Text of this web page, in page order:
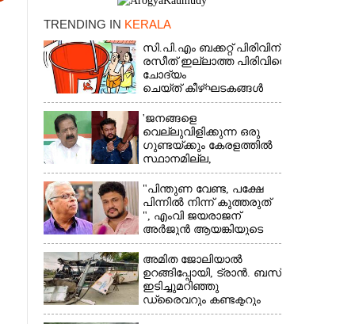
TRENDING IN KERALA
സി.പി.എം ബക്കറ്റ് പിരിവിന്:
രസീത് ഇല്ലാത്ത പിരിവിനെ
ചോദ്യം
ചെയ്ത് കീഴ്ഘടകങ്ങൾ
'ജനങ്ങളെ
വെല്ലുവിളിക്കുന്ന ഒരു
ഗുണ്ടയ്ക്കും കേരളത്തിൽ
സ്ഥാനമില്ല,​
അവരെല്ലാം
പൊലീസിന്റെ
നിരീക്ഷണത്തിലാണ്'
"പിന്തുണ വേണ്ട,​ പക്ഷേ
പിന്നിൽ നിന്ന് കുത്തരുത്
", എംവി ജയരാജന്
അർജുൻ ആയങ്കിയുടെ
മറുപടി
അമിത ജോലിയാൽ
ഉറങ്ങിപ്പോയി, ട്രാൻ. ബസ്
ഇടിച്ചുമറിഞ്ഞു
ഡ്രൈവറും കണ്ടക്ടറും
മരിച്ചു സംഭവം മൈസൂരു
×